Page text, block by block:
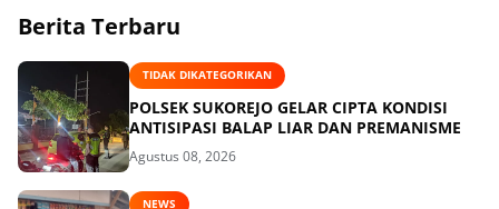
Berita Terbaru
TIDAK DIKATEGORIKAN
POLSEK SUKOREJO GELAR CIPTA KONDISI
ANTISIPASI BALAP LIAR DAN PREMANISME
Agustus 08, 2026
NEWS